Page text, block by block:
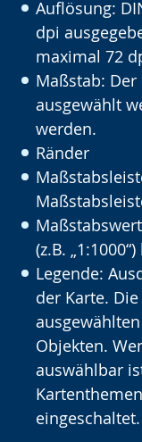
Auflösung:
dpi
maximal 72
Maßstab:
ausgewählt
werden.
Ränder
(z.B.
Legende:
der Karte.
Objekten.
auswählbar
eingeschaltet.